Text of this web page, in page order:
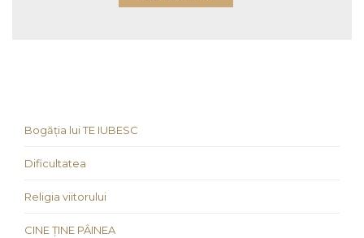
Bogăția lui TE IUBESC
Dificultatea
Religia viitorului
CINE ȚINE PÂINEA